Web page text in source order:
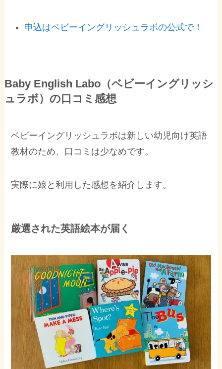
申込はベビーイングリッシュラボの公式で！
Baby English Labo（ベビーイングリッシ
ュラボ）の口コミ感想
ベビーイングリッシュラボは新しい幼児向け英語
教材のため、口コミは少なめです。
実際に娘と利用した感想を紹介します。
厳選された英語絵本が届く